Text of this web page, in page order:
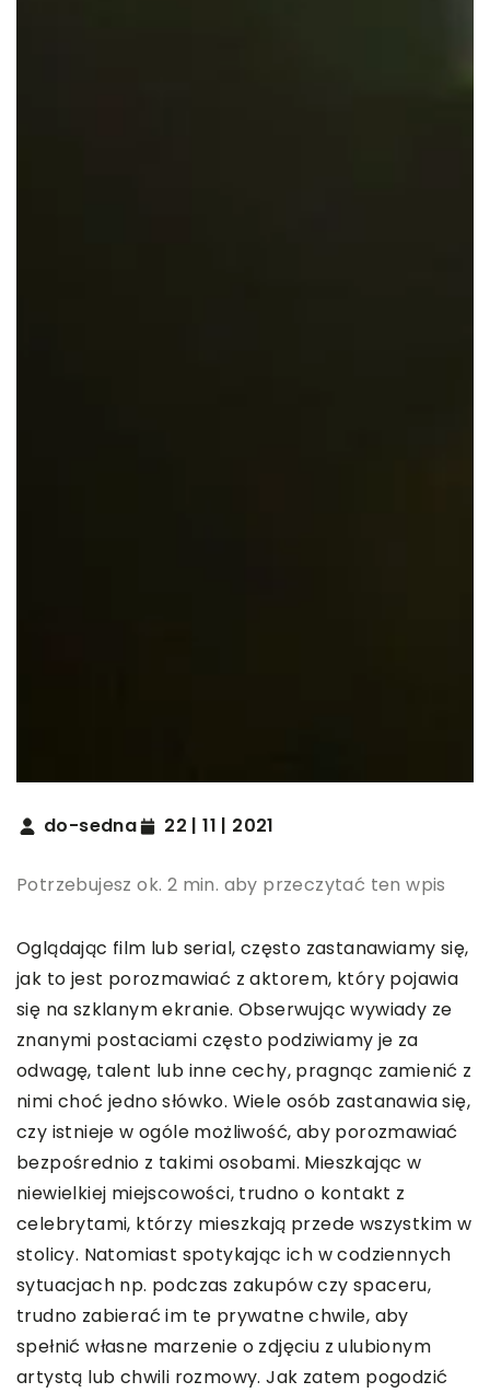
do-sedna 22 | 11 | 2021
Potrzebujesz ok. 2 min. aby przeczytać ten wpis
Oglądając film lub serial, często zastanawiamy się,
jak to jest porozmawiać z aktorem, który pojawia
się na szklanym ekranie. Obserwując wywiady ze
znanymi postaciami często podziwiamy je za
odwagę, talent lub inne cechy, pragnąc zamienić z
nimi choć jedno słówko. Wiele osób zastanawia się,
czy istnieje w ogóle możliwość, aby porozmawiać
bezpośrednio z takimi osobami. Mieszkając w
niewielkiej miejscowości, trudno o kontakt z
celebrytami, którzy mieszkają przede wszystkim w
stolicy. Natomiast spotykając ich w codziennych
sytuacjach np. podczas zakupów czy spaceru,
trudno zabierać im te prywatne chwile, aby
spełnić własne marzenie o zdjęciu z ulubionym
artystą lub chwili rozmowy. Jak zatem pogodzić